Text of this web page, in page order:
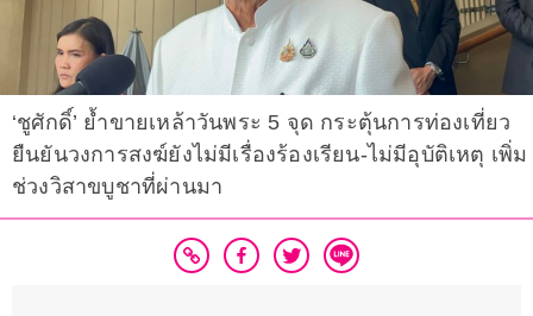
‘ชูศักดิ์’ ย้ำขายเหล้าวันพระ 5 จุด กระตุ้นการท่องเที่ยว
ยืนยันวงการสงฆ์ยังไม่มีเรื่องร้องเรียน-ไม่มีอุบัติเหตุ เพิ่ม
ช่วงวิสาขบูชาที่ผ่านมา